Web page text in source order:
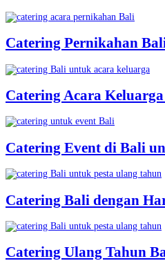
Catering Pernikahan
Catering Acara
Catering Event di Bali
Catering Bali dengan
Catering Ulang Tahun